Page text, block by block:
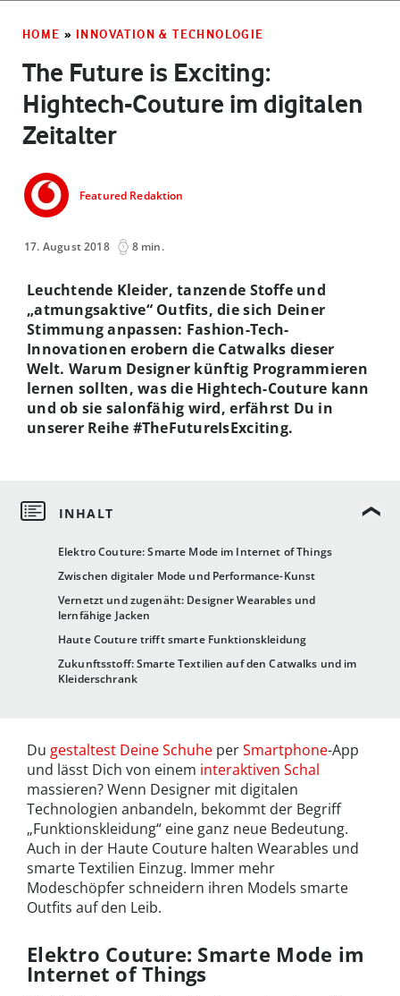
HOME » INNOVATION & TECHNOLOGIE
The Future is Exciting:
Hightech-Couture im digitalen
Zeitalter
Featured Redaktion
17. August 2018 8 min.
Elektro Couture: Smarte Mode im Internet of Things
Zwischen digitaler Mode und Performance-Kunst
Vernetzt und zugenäht: Designer Wearables und
lernfähige Jacken
Haute Couture trifft smarte Funktionskleidung
Zukunftsstoff: Smarte Textilien auf den Catwalks und im
Kleiderschrank
Leuchtende Kleider, tanzende Stoffe und
„atmungsaktive“ Outfits, die sich Deiner
Stimmung anpassen: Fashion-Tech-
Innovationen erobern die Catwalks dieser
Welt. Warum Designer künftig Programmieren
lernen sollten, was die Hightech-Couture kann
und ob sie salonfähig wird, erfährst Du in
unserer Reihe #TheFutureIsExciting.
Du gestaltest Deine Schuhe perSmartphone-App
und lässt Dich von einem interaktiven Schal
massieren? Wenn Designer mit digitalen
Technologien anbandeln, bekommt der Begriff
„Funktionskleidung“ eine ganz neue Bedeutung.
Auch in der Haute Couture halten Wearables und
smarte Textilien Einzug. Immer mehr
Modeschöpfer schneidern ihren Models smarte
Outfits auf den Leib.
Elektro Couture: Smarte Mode im
Internet of Things